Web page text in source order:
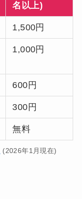
名以上)
1,500円
1,000円
600円
300円
無料
(2026年1月現在)